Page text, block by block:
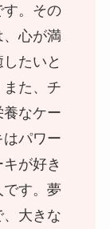
す。その
心が満
たいと
た、チ
なケー
パワー
が好き
す。夢
大きな